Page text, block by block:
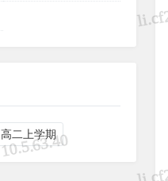
高二上学期